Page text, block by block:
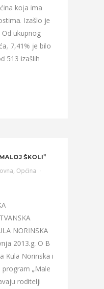
koja ima
Izašlo je
Od ukupnog
7,41% je bilo
513 izašlih
ŠKOLI”
, Općina
NORINSKA
2013.g. O B
Norinska i
„Male
roditelji